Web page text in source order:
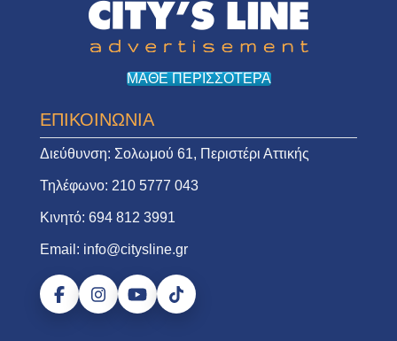
ΜΑΘΕ ΠΕΡΙΣΣΟΤΕΡΑ
ΕΠΙΚΟΙΝΩΝΙΑ
Διεύθυνση: Σολωμού 61, Περιστέρι Αττικής
Τηλέφωνο: 210 5777 043
Κινητό: 694 812 3991
Email: info@citysline.gr